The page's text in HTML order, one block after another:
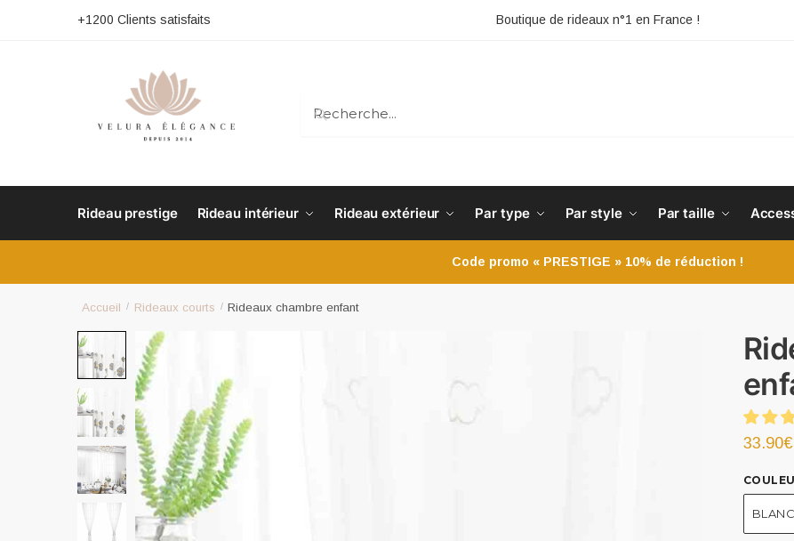
+1200 Clients satisfaits Boutique de rideaux n°1 en France !
RECHERCHE
Rideau prestige Rideau intérieur Rideau extérieur Par type Par style Par taille
Code promo « PRESTIGE » 10% de réduction !
Accueil / Rideaux courts / Rideaux chambre enfant
33.90€
BLANC